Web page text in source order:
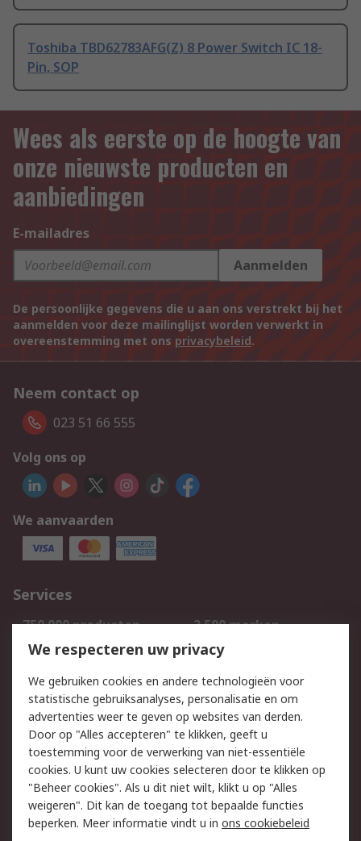
Toshiba TBD62783AFG(Z) 8 Power Switch IC 18-
Pin, SOP
Wees als eerste op de hoogte van
onze nieuwste producten en
aanbiedingen
E-mailadres
Aanmelden
De persoonlijke gegevens die u aan ons verstrekt bij het
aanmelden voor deze mailinglijst worden verwerkt in
overeenstemming met ons privacybeleid.
Neem contact op
023 51 66 555
Volg ons op
We aanvaarden
Services
750.000 producten
2.500 merken
Bestellen
Inkoopoplossingen
Track & Trace
Wettelijk
Cookiebeleid
Email veiligheid
Privacybeleid
Websitevoorwaarden
Algemene
verkoopvoorwaarden
We respecteren uw privacy
We gebruiken cookies en andere technologieën voor
statistische gebruiksanalyses, personalisatie en om
advertenties weer te geven op websites van derden.
Door op "Alles accepteren" te klikken, geeft u
toestemming voor de verwerking van niet-essentiële
cookies. U kunt uw cookies selecteren door te klikken op
"Beheer cookies". Als u dit niet wilt, klikt u op "Alles
weigeren". Dit kan de toegang tot bepaalde functies
beperken. Meer informatie vindt u in ons cookiebeleid